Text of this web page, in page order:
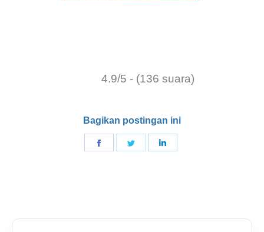
4.9/5 - (136 suara)
Bagikan postingan ini
Bagikan Bagikan